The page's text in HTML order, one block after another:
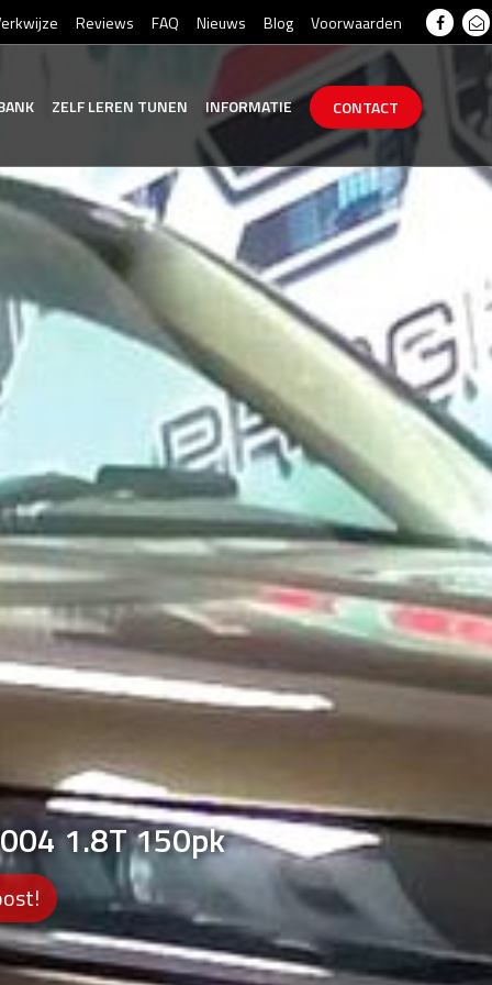
Reviews FAQ Nieuws Blog Voorwaarden
1.8T 150pk
ZELFLEREN TUNEN INFORMATIE CONTACT